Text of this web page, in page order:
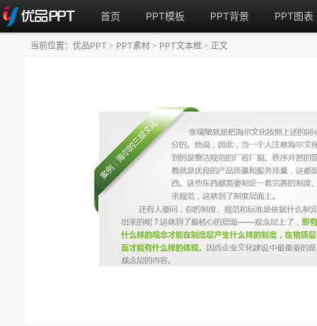
首页 PPT模板 PPT背景 PPT图表
当前位置： 优品PPT > PPT素材 > PPT文本框 > 正文